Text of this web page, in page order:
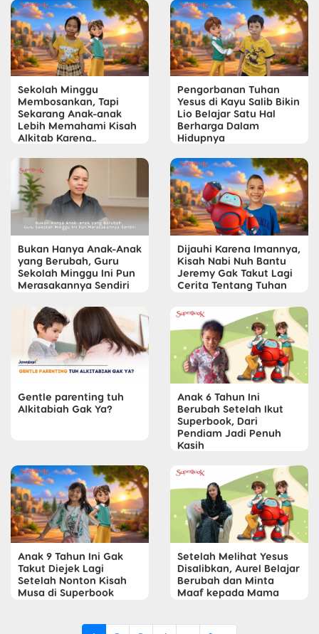
Sekolah Minggu
Membosankan, Tapi
Sekarang Anak-anak
Lebih Memahami Kisah
Alkitab Karena..
Pengorbanan Tuhan
Yesus di Kayu Salib Bikin
Lio Belajar Satu Hal
Berharga Dalam
Hidupnya
Bukan Hanya Anak-Anak
yang Berubah, Guru
Sekolah Minggu Ini Pun
Merasakannya Sendiri
Dijauhi Karena Imannya,
Kisah Nabi Nuh Bantu
Jeremy Gak Takut Lagi
Cerita Tentang Tuhan
Gentle parenting tuh
Alkitabiah Gak Ya?
Anak 6 Tahun Ini
Berubah Setelah Ikut
Superbook, Dari
Pendiam Jadi Penuh
Kasih
Anak 9 Tahun Ini Gak
Takut Diejek Lagi
Setelah Nonton Kisah
Musa di Superbook
Setelah Melihat Yesus
Disalibkan, Aurel Belajar
Berubah dan Minta
Maaf kepada Mama